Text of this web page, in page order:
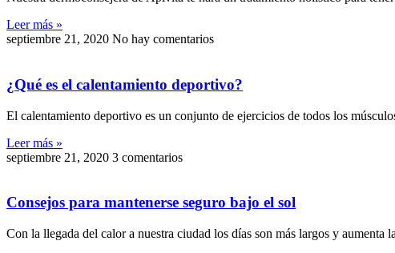
Leer más »
septiembre 21, 2020 No hay comentarios
¿Qué es el calentamiento deportivo?
El calentamiento deportivo es un conjunto de ejercicios de todos los
Leer más »
septiembre 21, 2020 3 comentarios
Consejos para mantenerse seguro bajo el sol
Con la llegada del calor a nuestra ciudad los días son más largos y aumenta